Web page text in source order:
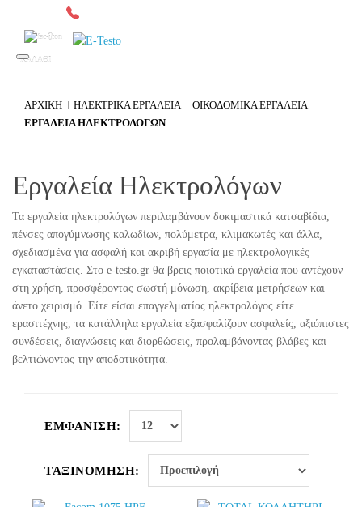
ΚΑΛΑΘΙ
0
ΑΡΧΙΚΉ ΗΛΕΚΤΡΙΚΑ ΕΡΓΑΛΕΙΑ
ΟΙΚΟΔΟΜΙΚΑ ΕΡΓΑΛΕΙΑ
ΕΡΓΑΛΕΙΑ ΗΛΕΚΤΡΟΛΟΓΩΝ
Εργαλεία Ηλεκτρολόγων
Τα εργαλεία ηλεκτρολόγων περιλαμβάνουν δοκιμαστικά κατσαβίδια,
πένσες απογύμνωσης καλωδίων, πολύμετρα, κλιμακωτές και άλλα,
σχεδιασμένα για ασφαλή και ακριβή εργασία με ηλεκτρολογικές
εγκαταστάσεις. Στο e-testo.gr θα βρεις ποιοτικά εργαλεία που αντέχουν
στη χρήση, προσφέροντας σωστή μόνωση, ακρίβεια μετρήσεων και
άνετο χειρισμό. Είτε είσαι επαγγελματίας ηλεκτρολόγος είτε
ερασιτέχνης, τα κατάλληλα εργαλεία εξασφαλίζουν ασφαλείς, αξιόπιστες
συνδέσεις, διαγνώσεις και διορθώσεις, προλαμβάνοντας βλάβες και
βελτιώνοντας την αποδοτικότητα.
ΕΜΦΆΝΙΣΗ:
ΤΑΞΙΝΌΜΗΣΗ: